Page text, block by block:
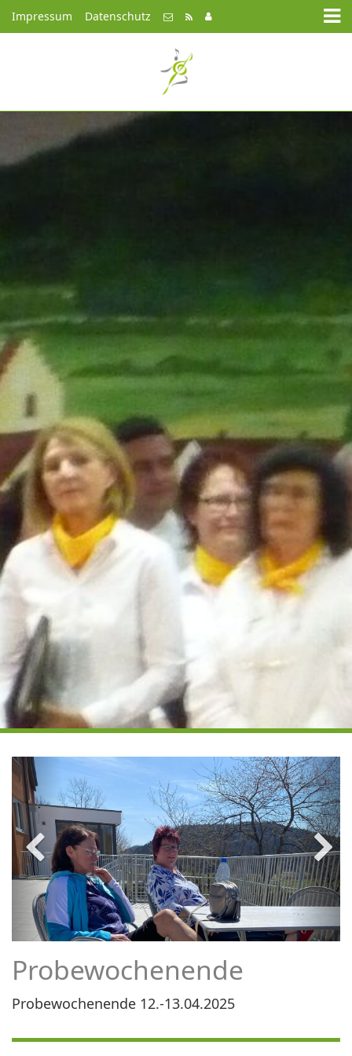
Impressum Datenschutz
Probewochenende
Probewochenende 12.-13.04.2025